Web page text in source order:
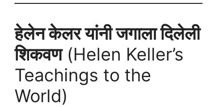
हेलेन केलर यांनी जगाला दिलेली
शिकवण(Helen Keller’s
Teachings to the
World)